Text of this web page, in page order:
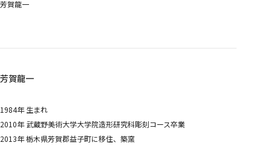
芳賀龍一
芳賀龍一
1984年 生まれ
2010年 武蔵野美術大学大学院造形研究科彫刻コース卒業
2013年 栃木県芳賀郡益子町に移住、築窯